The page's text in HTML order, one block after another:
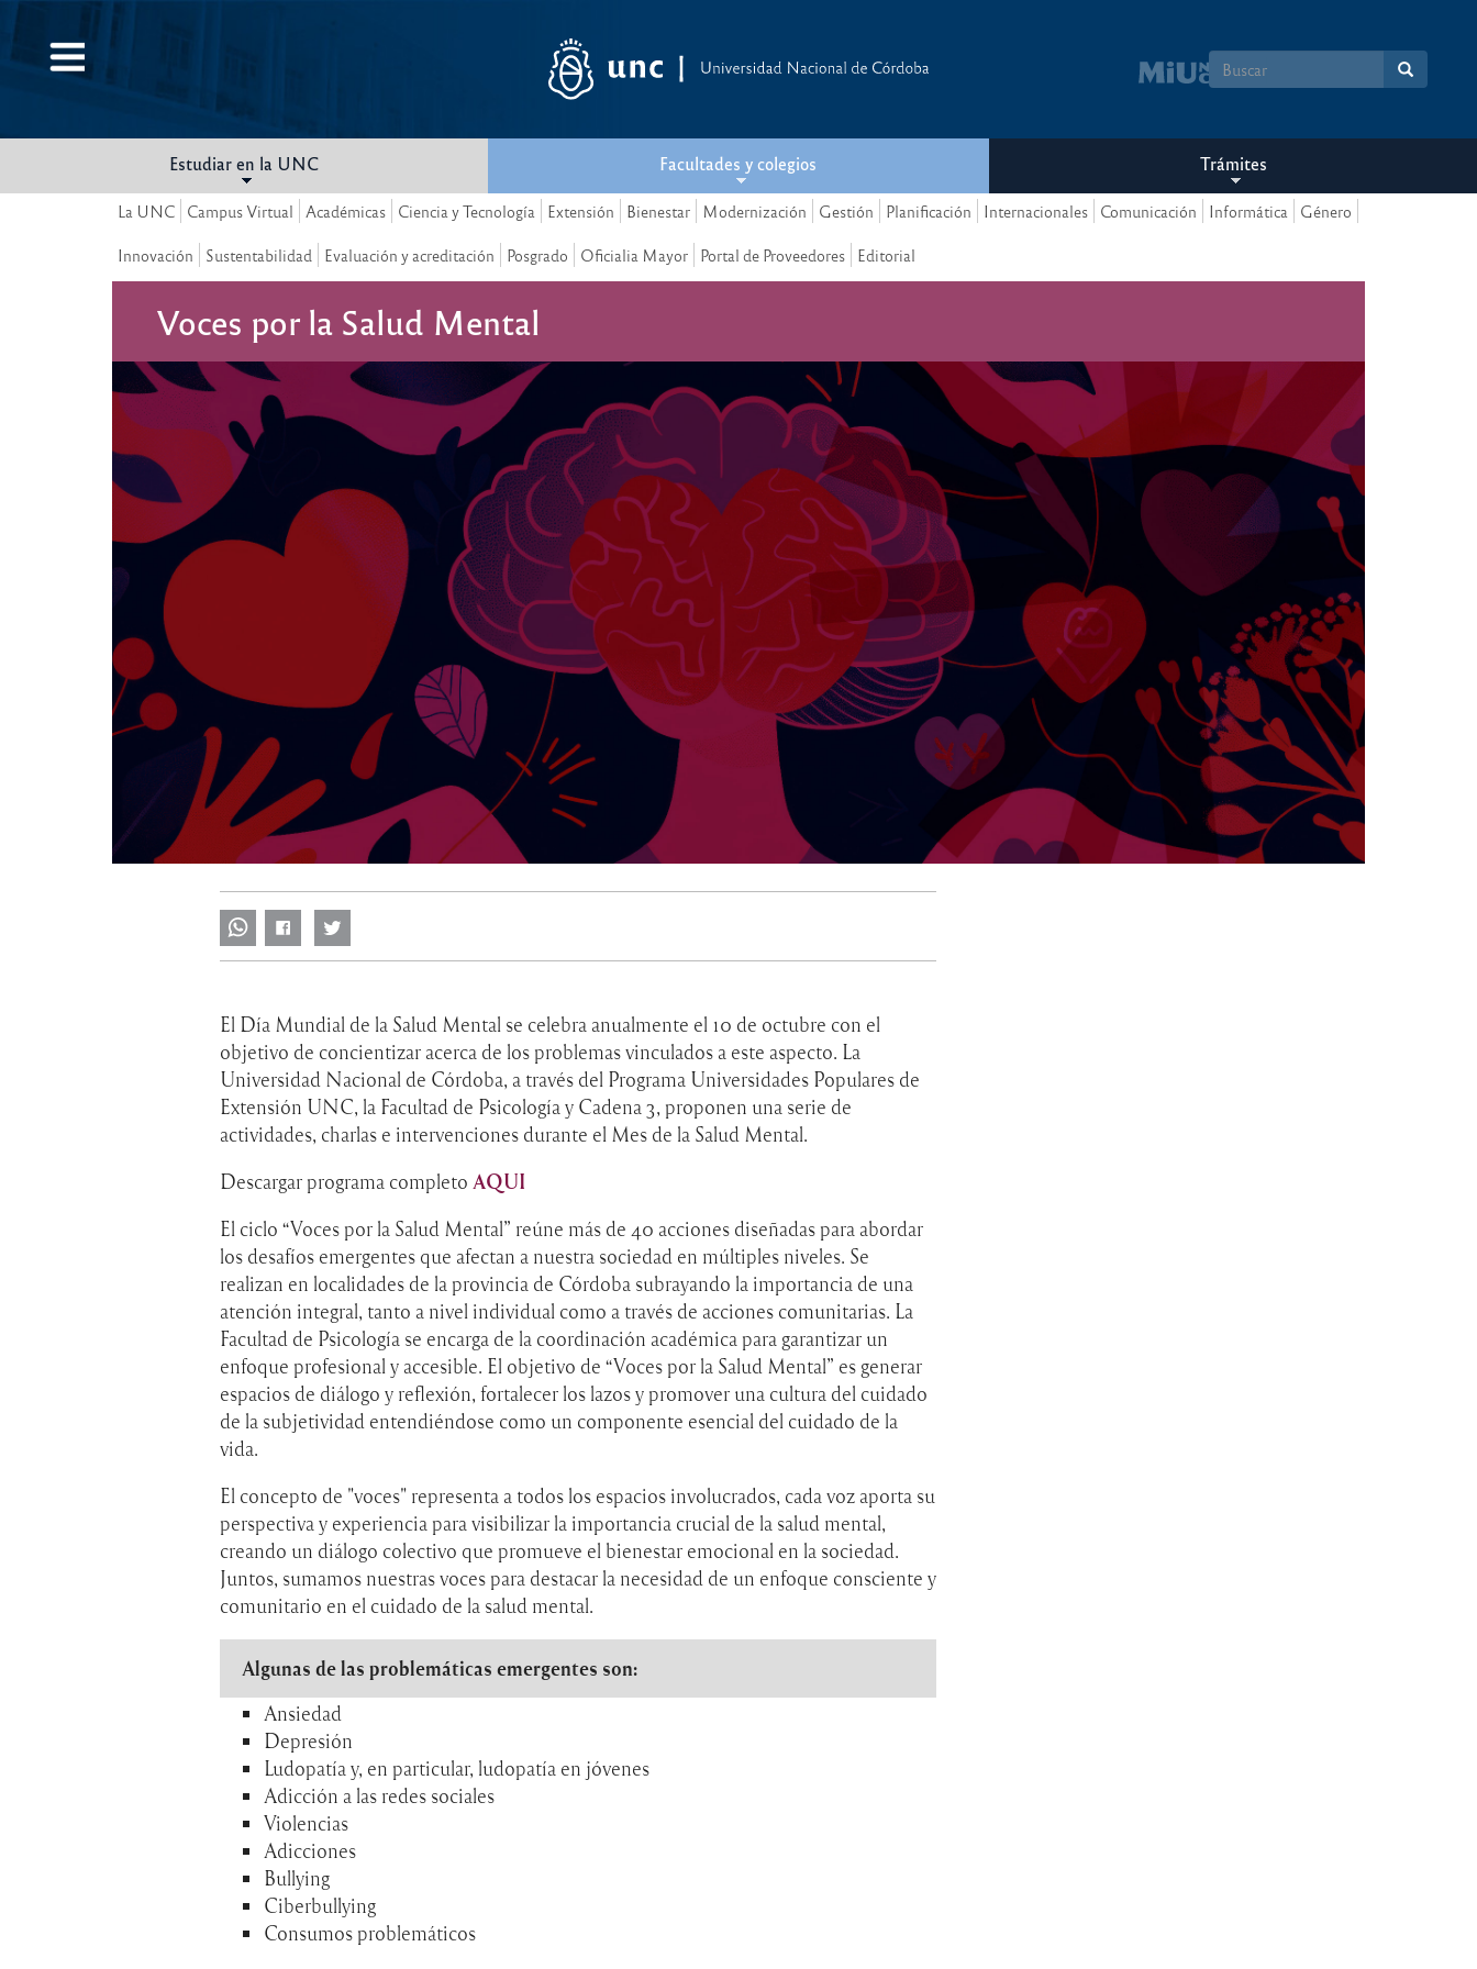
Pasar
contenido
Formulario
búsqueda
Estudiar en la UNC Facultades y colegios Trámites
La UNC Campus Virtual Académicas Ciencia y Tecnología Extensión Bienestar Modernización Gestión Planificación Internacionales Comunicación Informática Género
Innovación Sustentabilidad Evaluación y acreditación Posgrado Oficialia Mayor Portal de Proveedores Editorial
Voces por la Salud Mental
El Día Mundial de la Salud Mental se celebra anualmente el 10 de octubre con el
objetivo de concientizar acerca de los problemas vinculados a este aspecto. La
Universidad Nacional de Córdoba, a través del Programa Universidades Populares de
Extensión UNC, la Facultad de Psicología y Cadena 3, proponen una serie de
actividades, charlas e intervenciones durante el Mes de la Salud Mental.
Descargar programa completo AQUI
El ciclo “Voces por la Salud Mental” reúne más de 40 acciones diseñadas para abordar
los desafíos emergentes que afectan a nuestra sociedad en múltiples niveles. Se
realizan en localidades de la provincia de Córdoba subrayando la importancia de una
atención integral, tanto a nivel individual como a través de acciones comunitarias. La
Facultad de Psicología se encarga de la coordinación académica para garantizar un
enfoque profesional y accesible. El objetivo de “Voces por la Salud Mental” es generar
espacios de diálogo y reflexión, fortalecer los lazos y promover una cultura del cuidado
de la subjetividad entendiéndose como un componente esencial del cuidado de la
vida.
El concepto de "voces" representa a todos los espacios involucrados, cada voz aporta su
perspectiva y experiencia para visibilizar la importancia crucial de la salud mental,
creando un diálogo colectivo que promueve el bienestar emocional en la sociedad.
Juntos, sumamos nuestras voces para destacar la necesidad de un enfoque consciente y
comunitario en el cuidado de la salud mental.
Algunas de las problemáticas emergentes son:
Ansiedad
Depresión
Ludopatía y, en particular, ludopatía en jóvenes
Adicción a las redes sociales
Violencias
Adicciones
Bullying
Ciberbullying
Consumos problemáticos